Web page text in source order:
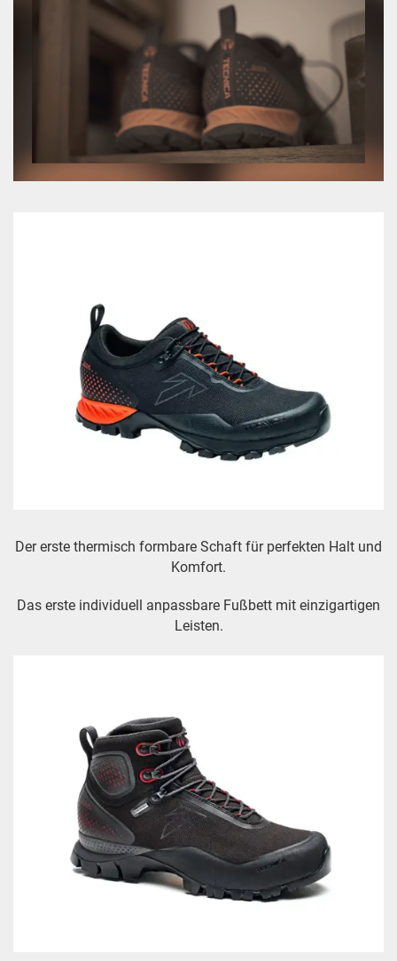
Der erste thermisch formbare Schaft für perfekten Halt und
Komfort.
Das erste individuell anpassbare Fußbett mit einzigartigen
Leisten.